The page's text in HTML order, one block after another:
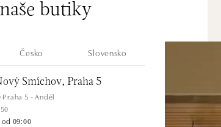
butiky
Česko Slovensko
Smíchov, Praha 5
Praha 5 - Anděl
09:00